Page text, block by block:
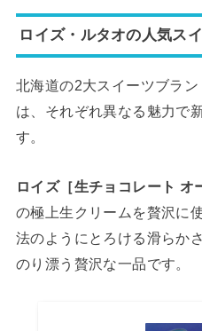
ロイズ・ルタオの人気ス
北海道の2大スイーツブラン
は、それぞれ異なる魅力で
す。
ロイズ［生チョコレート オ
の極上生クリームを贅沢に
法のようにとろける滑らか
のり漂う贅沢な一品です。